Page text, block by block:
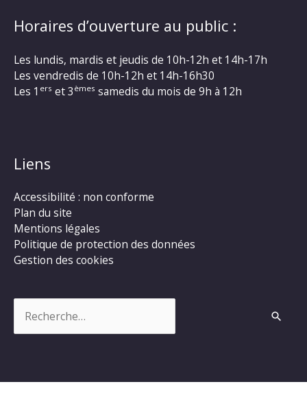
Horaires d’ouverture au public :
Les lundis, mardis et jeudis de 10h-12h et 14h-17h
Les vendredis de 10h-12h et 14h-16h30
Les 1 ers et 3 èmes samedis du mois de 9h à 12h
Liens
Accessibilité : non conforme
Plan du site
Mentions légales
Politique de protection des données
Gestion des cookies